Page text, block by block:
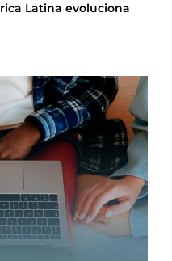
Latina evoluciona